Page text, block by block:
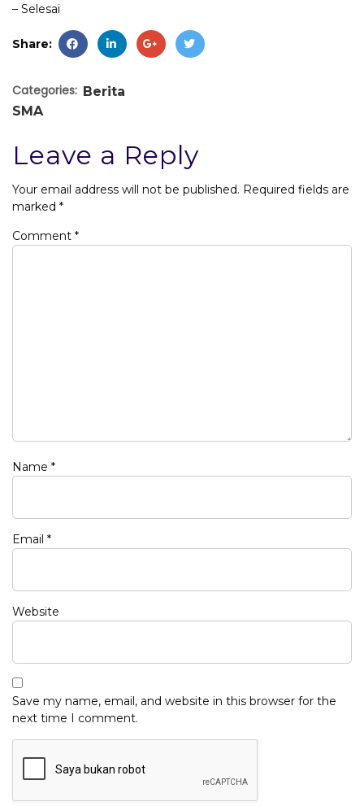
– Selesai
Share:
Categories: Berita
SMA
Leave a Reply
Your email address will not be published. Required fields are
marked *
Comment *
Name *
Email *
Website
Save my name, email, and website in this browser for the
next time I comment.